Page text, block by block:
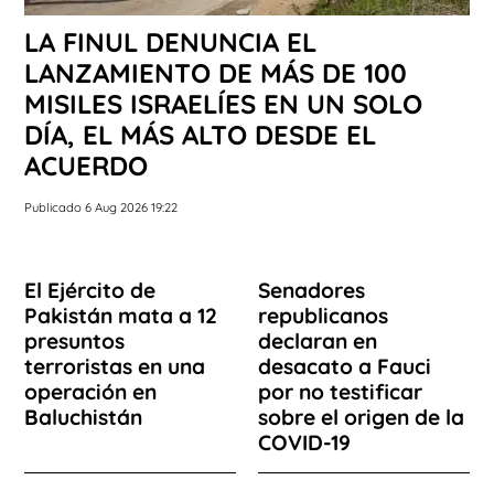
LA FINUL DENUNCIA EL
LANZAMIENTO DE MÁS DE 100
MISILES ISRAELÍES EN UN SOLO
DÍA, EL MÁS ALTO DESDE EL
ACUERDO
Publicado 6 Aug 2026 19:22
El Ejército de
Pakistán mata a 12
presuntos
terroristas en una
operación en
Baluchistán
Senadores
republicanos
declaran en
desacato a Fauci
por no testificar
sobre el origen de la
COVID-19